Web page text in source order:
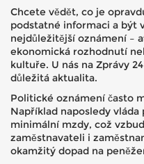
Chcete vědět, co je
podstatné informaci a být
nejdůležitější oznámení –
ekonomická rozhodnutí
kultuře. U nás na Zprávy
důležitá aktualita.
Politické oznámení často
Například naposledy
minimální mzdy, což
zaměstnavateli i
okamžitý dopad na